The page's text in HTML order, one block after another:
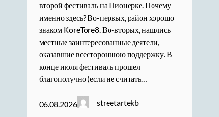
второй фестиваль на Пионерке. Почему
именно здесь? Во-первых, район хорошо
знаком KoreTore8. Во-вторых, нашлись
местные заинтересованные деятели,
оказавшие всестороннюю поддержку. В
конце июля фестиваль прошел
благополучно (если не считать…
06.08.2026 streetartekb